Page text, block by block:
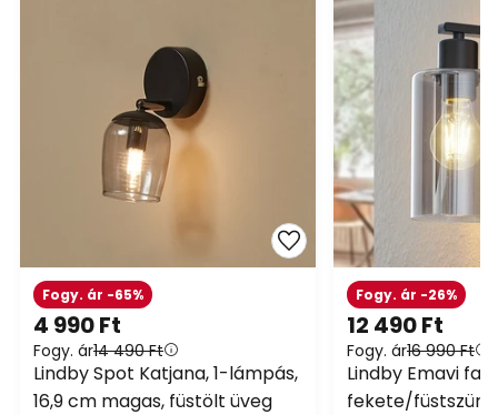
4 990 Ft
Fogy. ár14 490 Ft
Fogy. ár -65%
Lindby Spot Katjana, 1-lámpás,
16,9 cm magas, füstölt üveg
12 490 Ft
Fogy. ár16 990 Ft
Fogy. ár -26%
Lindby Emavi fali
fekete/